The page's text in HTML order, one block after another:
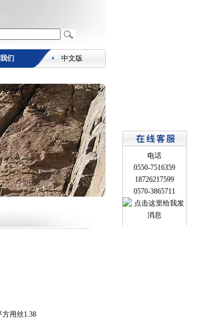
们 中文版
用丝1.38
电话
0550-7516359
18726217599
0570-3865711